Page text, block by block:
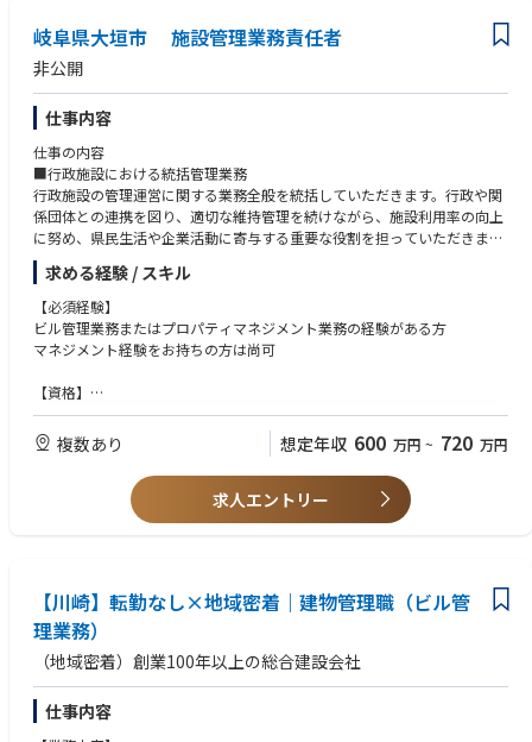
■こんな方にオススメ
・キャリアの幅を広げたい方
・効率的に働き、ワークライフバランスを大切にしたい方
・福利厚生の充実した大手企業で長く働きたい方
岐阜県大垣市 施設管理業務責任者
非公開
仕事内容
仕事の内容
■行政施設における統括管理業務
行政施設の管理運営に関する業務全般を統括していただきます。行政や関
係団体との連携を図り、適切な維持管理を続けながら、施設利用率の向上
に努め、県民生活や企業活動に寄与する重要な役割を担っていただきま
す。
【具体的な業務内容】
■行政担当との窓口業務、契約調整業務、予算執行業務
■修繕工事等の打合せ会議での意見や提言の発信
の説明
■自社および協力企業スタッフの取り纏め
■緊急事態発生時の初期対応や行政担当への報告
■当社は日本を代表する総合商社「伊藤忠商事」を中核とした伊藤忠グル
ープの一員として、伊藤忠商事や他のグループ企業と連携した大規模プロ
求める経験 / スキル
【必須経験】
ビル管理業務またはプロパティマネジメント業務の経験がある方
マネジメント経験をお持ちの方は尚可
【資格】
宅地建物取引士
ビル経営管理士
建築物環境衛生管理技術者
複数あり 想定年収 600 万円 ~ 720 万円
求人エントリー
【川崎】転勤なし×地域密着｜建物管理職（ビル管
理業務）
（地域密着）創業100年以上の総合建設会社
仕事内容